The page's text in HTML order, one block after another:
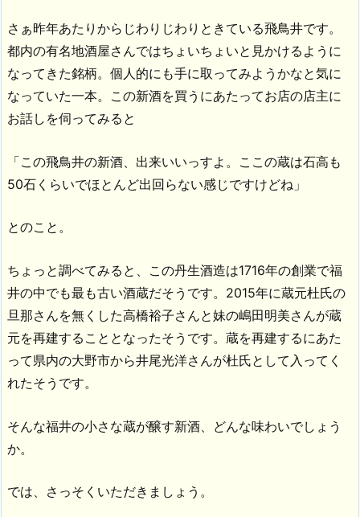
さぁ昨年あたりからじわりじわりときている飛鳥井です。
都内の有名地酒屋さんではちょいちょいと見かけるように
なってきた銘柄。個人的にも手に取ってみようかなと気に
なっていた一本。この新酒を買うにあたってお店の店主に
お話しを伺ってみると
「この飛鳥井の新酒、出来いいっすよ。ここの蔵は石高も
50石くらいでほとんど出回らない感じですけどね」
とのこと。
ちょっと調べてみると、この丹生酒造は1716年の創業で福
井の中でも最も古い酒蔵だそうです。2015年に蔵元杜氏の
旦那さんを無くした高橋裕子さんと妹の嶋田明美さんが蔵
元を再建することとなったそうです。蔵を再建するにあた
って県内の大野市から井尾光洋さんが杜氏として入ってく
れたそうです。
そんな福井の小さな蔵が醸す新酒、どんな味わいでしょう
か。
では、さっそくいただきましょう。